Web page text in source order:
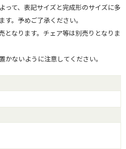
って、表記サイズと完成形のサイズに多
。予めご了承ください。
なります。チェア等は別売りとなりま
ないように注意してください。